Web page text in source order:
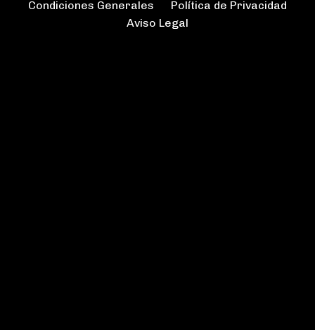
Condiciones Generales
Política de Privacidad
Aviso Legal